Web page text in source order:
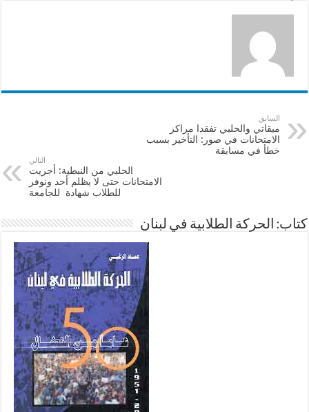
k
السابق
ميقاتي والحلبي تفقدا مراكز
الامتحانات في صور: التأخير بسبب
خطأ في مسابقة
التالي
الحلبي من النبطية: أجريت
الامتحانات حتى لا يظلم أحد ونوفر
للطلاب شهادة للجامعة
كتاب: الحركة الطلابية في لبنان